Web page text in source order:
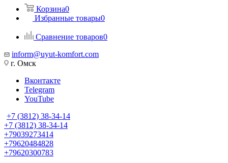
Корзина0
Избранные товары0
Сравнение товаров0
inform@uyut-komfort.com
г. Омск
Вконтакте
Telegram
YouTube
+7 (3812) 38-34-14
+7 (3812) 38-34-14
+79039273414
+79620484828
+79620300783